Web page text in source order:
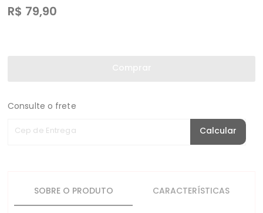
R$ 79,90
Consulte o frete
Cep de Entrega Calcular
SOBRE O PRODUTO CARACTERÍSTICAS